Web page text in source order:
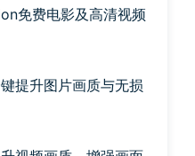
免费电影及高清视频
提升图片画质与无损